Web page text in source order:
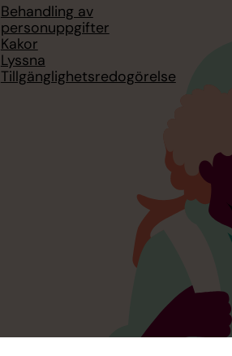
Behandling av
personuppgifter
Kakor
Lyssna
Tillgänglighetsredogörelse